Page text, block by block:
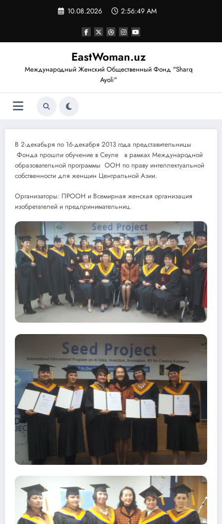
10.08.2026 2:56:50 AM
EastWoman.uz
Международный Женский Общественный Фонд "Sharq
Ayoli"
В 2-декабьря по 16-декабря 2013 года представительницы
Фонда прошли обучение в Сеуле в рамках Международной
образовательной программы ООН по праву интеллектуальной
собственности для женщин Центральной Азии.
Организаторы: ПРООН и Всемирная женская организация
изобретателей и предпринимательниц.